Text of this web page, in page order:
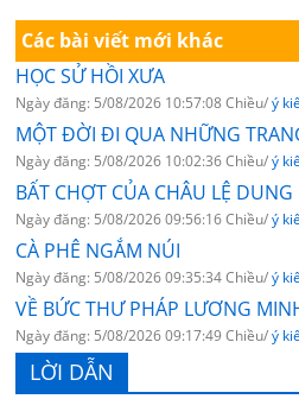
Các bài viết mới khác
HỌC SỬ HỒI XƯA
Ngày đăng: 5/08/2026 10:57:08 Chiều/ý
MỘT ĐỜI ĐI QUA NHỮNG
Ngày đăng: 5/08/2026 10:02:36 Chiều/ý
BẤT CHỢT CỦA CHÂU LỆ DUNG
Ngày đăng: 5/08/2026 09:56:16 Chiều/ý
CÀ PHÊ NGẮM NÚI
Ngày đăng: 5/08/2026 09:35:34 Chiều/ý
VỀ BỨC THƯ PHÁP LƯƠNG
Ngày đăng: 5/08/2026 09:17:49 Chiều/ý
LỜI DẪN